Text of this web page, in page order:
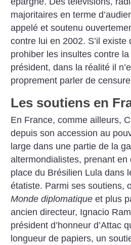
majoritaires en terme
appelé et soutenu
contre lui en 2002. S’il existe
prohiber les insultes contre
président, dans la réalité il
proprement parler de
Les soutiens en
En France, comme ailleurs,
depuis son accession au
large dans une partie de la
altermondialistes, prenant en
place du Brésilien Lula dans
étatiste. Parmi ses soutiens,
Monde diplomatique et plus
ancien directeur, Ignacio
président d’honneur d’Attac
longueur de papiers, un